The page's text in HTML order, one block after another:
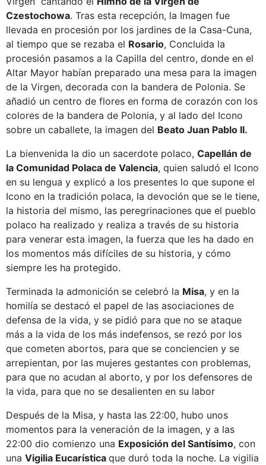
Czestochowa. Tras esta recepción, la Imagen fue
llevada en procesión por los jardines de la Casa-Cuna,
al tiempo que se rezaba el Rosario, Concluida la
procesión pasamos a la Capilla del centro, donde en el
Altar Mayor habían preparado una mesa para la imagen
de la Virgen, decorada con la bandera de Polonia. Se
añadió un centro de flores en forma de corazón con los
colores de la bandera de Polonia, y al lado del Icono
sobre un caballete, la imagen del Beato Juan Pablo II.
La bienvenida la dio un sacerdote polaco, Capellán de
la Comunidad Polaca de Valencia, quien saludó el Icono
en su lengua y explicó a los presentes lo que supone el
Icono en la tradición polaca, la devoción que se le tiene,
la historia del mismo, las peregrinaciones que el pueblo
polaco ha realizado y realiza a través de su historia
para venerar esta imagen, la fuerza que les ha dado en
los momentos más difíciles de su historia, y cómo
siempre les ha protegido.
Terminada la admonición se celebró la Misa, y en la
homilía se destacó el papel de las asociaciones de
defensa de la vida, y se pidió para que no se ataque
más a la vida de los más indefensos, se rezó por los
que cometen abortos, para que se conciencien y se
arrepientan, por las mujeres gestantes con problemas,
para que no acudan al aborto, y por los defensores de
la vida, para que no se desalienten en su labor
Después de la Misa, y hasta las 22:00, hubo unos
momentos para la veneración de la imagen, y a las
22:00 dio comienzo una Exposición del Santísimo, con
una Vigilia Eucarística que duró toda la noche. La vigilia